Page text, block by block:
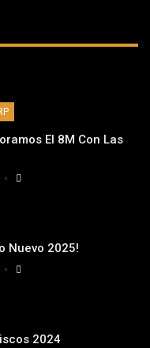
El 8M Con Las
Nuevo 2025!
2024